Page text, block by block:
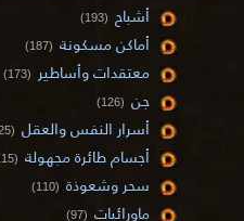
أشباح (193)
أماكن مسكونة (187)
معتقدات وأساطير (173)
جن (126)
أسرار النفس والعقل (125)
أجسام طائرة مجهولة (115)
سحر وشعوذة (110)
ماورائيات (97)